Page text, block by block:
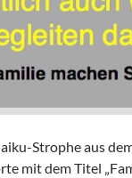
Strophe aus
mit dem Titel